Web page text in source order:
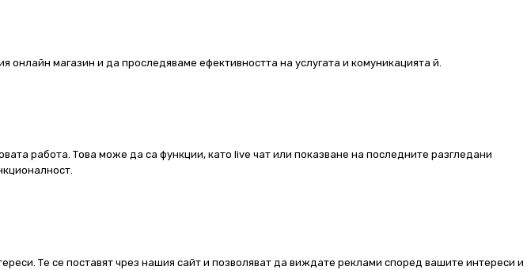
онлайн магазин и да проследяваме ефективността на услугата и комуникацията й.
работа. Това може да са функции, като live чат или показване на последните разгледани
Те се поставят чрез нашия сайт и позволяват да виждате реклами според вашите интереси и